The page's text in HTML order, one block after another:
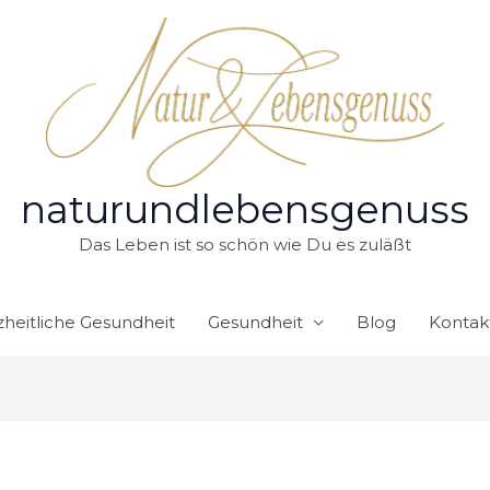
naturundlebensgenuss
Das Leben ist so schön wie Du es zuläßt
Gesundheit Gesundheit Blog